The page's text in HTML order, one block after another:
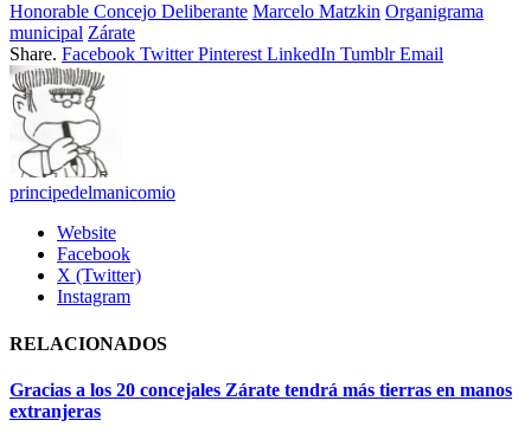
Honorable Concejo Deliberante Marcelo Matzkin Organigrama
municipal Zárate
Share. Facebook Twitter Pinterest LinkedIn Tumblr Email
principedelmanicomio
Website
Facebook
X (Twitter)
Instagram
RELACIONADOS
Gracias a los 20 concejales Zárate tendrá más tierras en manos
extranjeras